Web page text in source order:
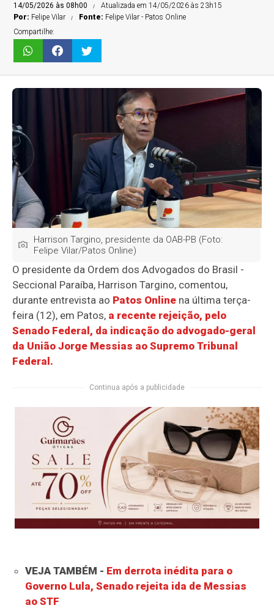
14/05/2026 às 08h00
Atualizada em 14/05/2026 às 23h15
Por: Felipe Vilar Fonte: Felipe Vilar - Patos Online
Compartilhe:
Harrison Targino, presidente da OAB-PB (Foto:
Felipe Vilar/Patos Online)
O presidente da Ordem dos Advogados do Brasil -
Seccional Paraíba, Harrison Targino, comentou,
durante entrevista ao Patos Online na última terça-
feira (12), em Patos, a recente rejeição, pelo
Senado Federal, da indicação do advogado-geral
da UniãoJorge Messias aoSupremo Tribunal
Federal.
Continua após a publicidade
VEJA TAMBÉM - Em derrota inédita para o
Governo Lula, Senado rejeita ida de Messias
ao STF